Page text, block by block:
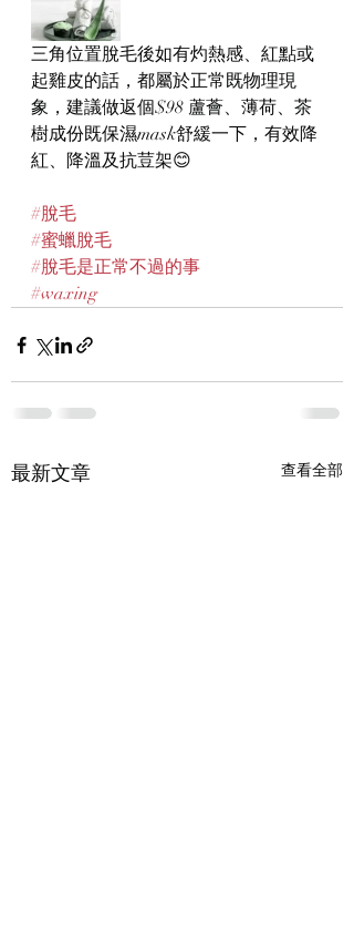
三角位置脫毛後如有灼熱感、紅點或
起雞皮的話，都屬於正常既物理現
象，建議做返個$98 蘆薈、薄荷、茶
樹成份既保濕mask舒緩一下，有效降
紅、降溫及抗荳架😊
#脫毛
#蜜蠟脫毛
#脫毛是正常不過的事
#waxing
最新文章 查看全部